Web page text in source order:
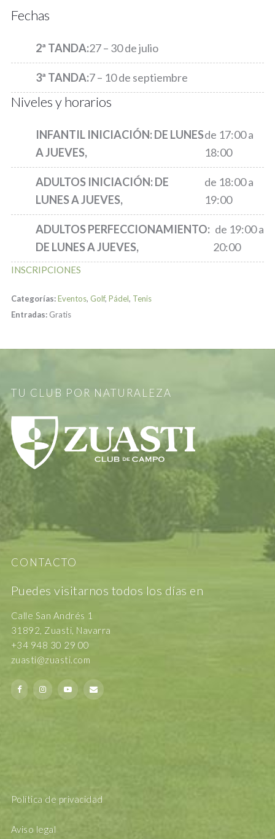
Fechas
2ª TANDA:27 – 30 de julio
3ª TANDA:7 – 10 de septiembre
Niveles y horarios
INFANTIL INICIACIÓN: DE LUNES
A JUEVES,
de 17:00 a
18:00
ADULTOS INICIACIÓN: DE
LUNES A JUEVES,
de 18:00 a
19:00
ADULTOS PERFECCIONAMIENTO:
DE LUNES A JUEVES,
de 19:00 a
20:00
INSCRIPCIONES
Categorías:Eventos, Golf, Pádel, Tenis
Entradas: Gratis
TU CLUB POR NATURALEZA
CONTACTO
Puedes visitarnos todos los días en
Calle San Andrés 1
31892, Zuasti, Navarra
+34 948 30 29 00
zuasti@zuasti.com
Política de privacidad
Aviso legal